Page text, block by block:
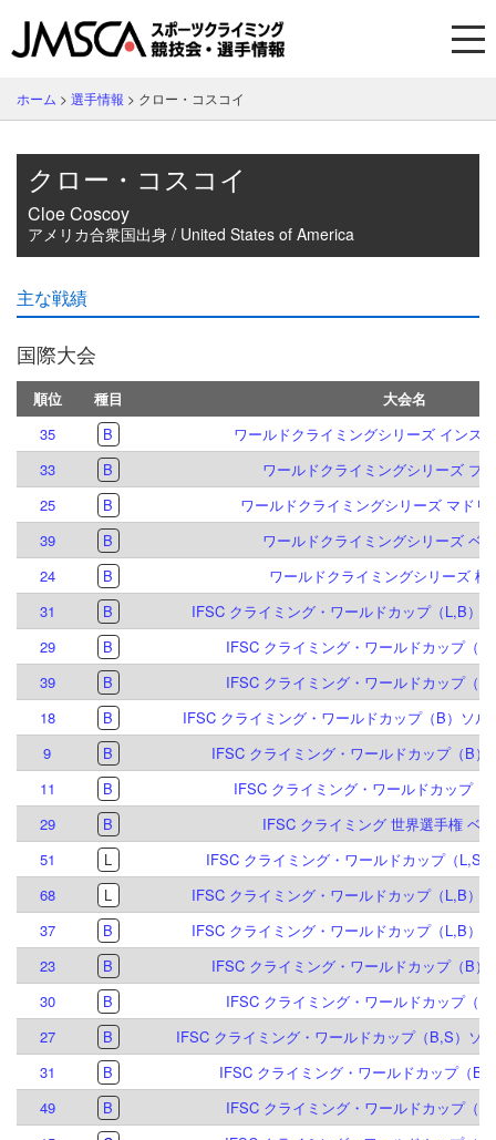
ホーム > 選手情報 > クロー・コスコイ
クロー・コスコイ
Cloe Coscoy
アメリカ合衆国出身 / United States of America
主な戦績
国際大会
順位 種目
大会名
35
B
ワールドクライミングシリーズ インス
33
B
ワールドクライミングシリーズ プ
25
B
ワールドクライミングシリーズ マドリ
39
B
ワールドクライミングシリーズ ベ
24
B
ワールドクライミングシリーズ 柯
31
B
IFSC クライミング・ワールドカップ（L,B）
29
B
IFSC クライミング・ワールドカップ（B
39
B
IFSC クライミング・ワールドカップ（B
18
B
IFSC クライミング・ワールドカップ（B）ソル
9
B
IFSC クライミング・ワールドカップ（B）
11
B
IFSC クライミング・ワールドカップ（
29
B
IFSC クライミング 世界選手権 ベ
51
L
IFSC クライミング・ワールドカップ（L,S
68
L
IFSC クライミング・ワールドカップ（L,B）
37
B
IFSC クライミング・ワールドカップ（L,B）
23
B
IFSC クライミング・ワールドカップ（B）
30
B
IFSC クライミング・ワールドカップ（B
27
B
IFSC クライミング・ワールドカップ（B,S）ソ
31
B
IFSC クライミング・ワールドカップ（
49
B
IFSC クライミング・ワールドカップ（B